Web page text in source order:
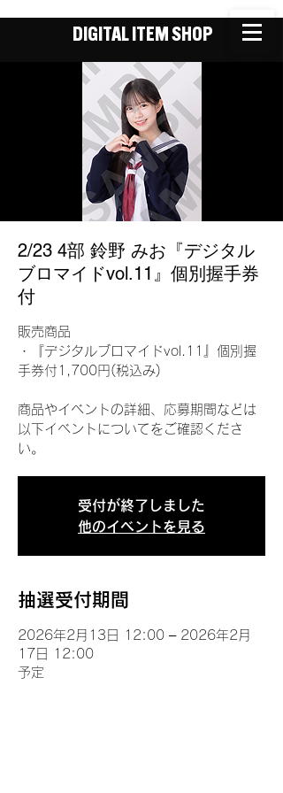
DIGITAL ITEM SHOP
2/23 4部 鈴野 みお『デジタル
ブロマイドvol.11』個別握手券
付
販売商品
・『デジタルブロマイドvol.11』個別握
手券付1,700円(税込み)
商品やイベントの詳細、応募期間などは
以下イベントについてをご確認くださ
い。
受付が終了しました
他のイベントを見る
抽選受付期間
2026年2月13日 12:00 – 2026年2月
17日 12:00
予定